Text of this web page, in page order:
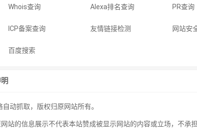
Whois查询 Alexa排名查询 PR查询
ICP备案查询 友情链接检测 网站安
百度搜索
动抓取，版权归原网站所有。
站的信息展示不代表本站赞成被显示网站的内容或立场，不承